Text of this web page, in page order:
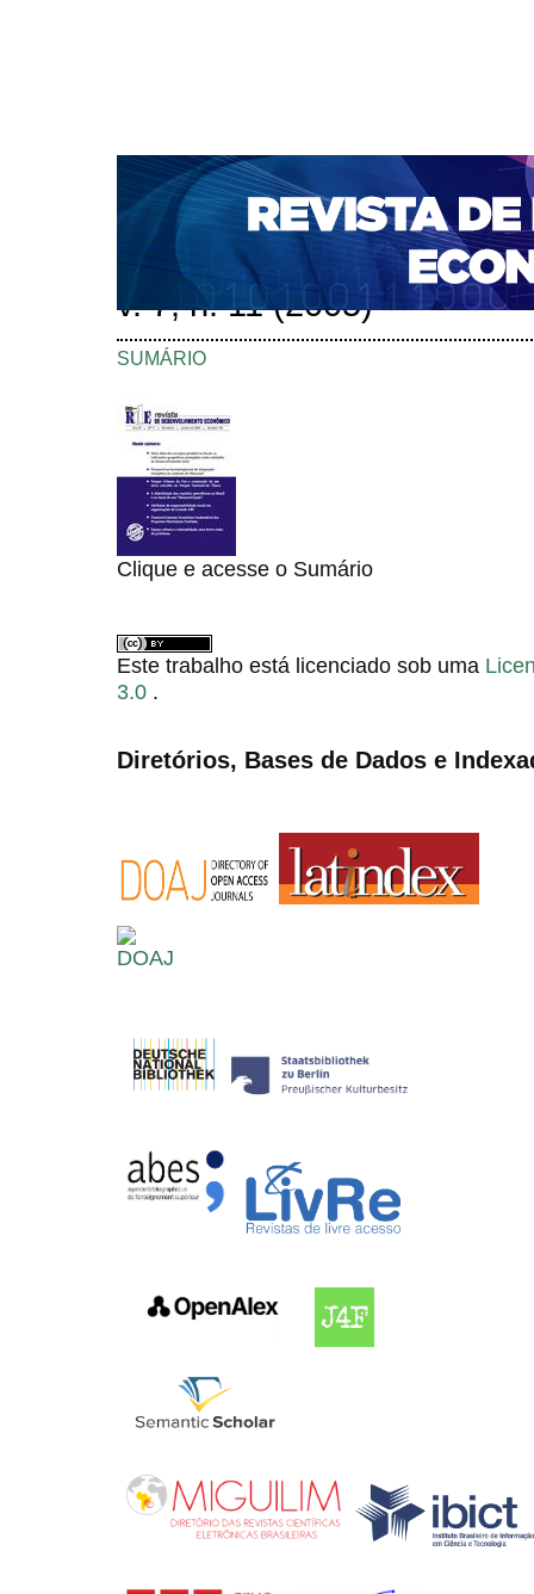
CAPA SOBRE ACESSO CADASTRO
NOTÍCIAS
PORTAL DE REVISTAS DA UNIFACS
BASES DE DADOS E INDEXADORES
Capa Edições anteriores > v. 7, n. 11 (2005)
v. 7, n. 11 (2005)
SUMÁRIO
Clique e acesse o Sumário
Este trabalho está licenciado sob uma
3.0 .
Diretórios, Bases de Dados e